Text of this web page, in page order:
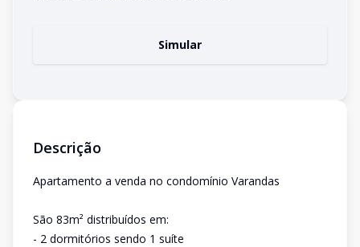
Simular
Descrição
Apartamento a venda no condomínio Varandas
São 83m² distribuídos em:
- 2 dormitórios sendo 1 suíte